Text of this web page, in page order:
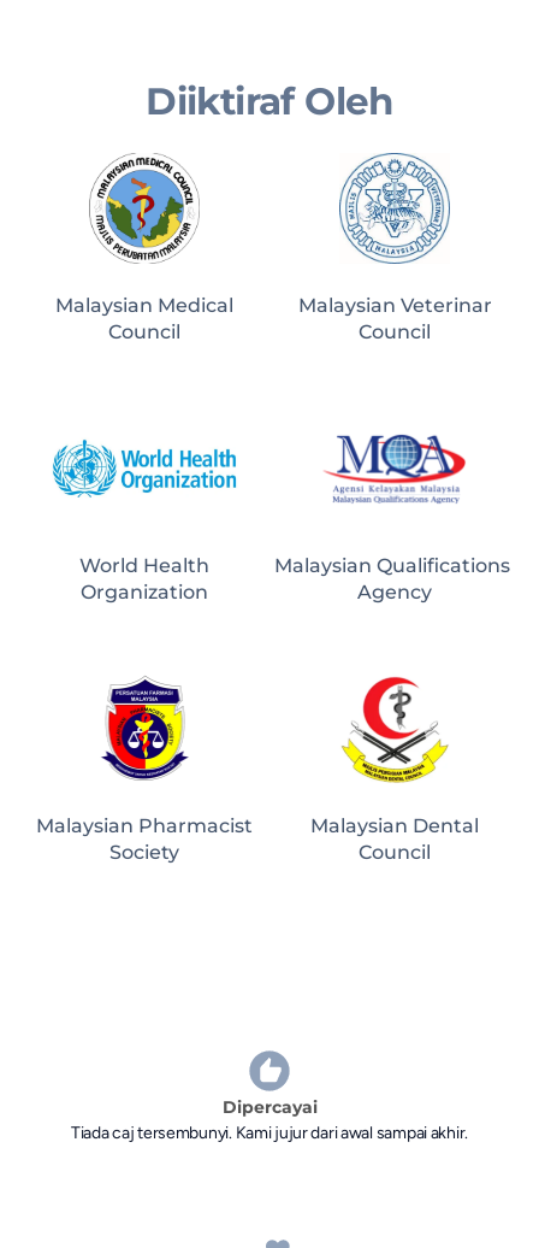
Diiktiraf Oleh
Malaysian Medical
Council
Malaysian Veterinar
Council
World Health
Organization
Malaysian Qualifications
Agency
Malaysian Pharmacist
Society
Malaysian Dental
Council
Dipercayai
Tiada caj tersembunyi. Kami jujur dari awal sampai akhir.